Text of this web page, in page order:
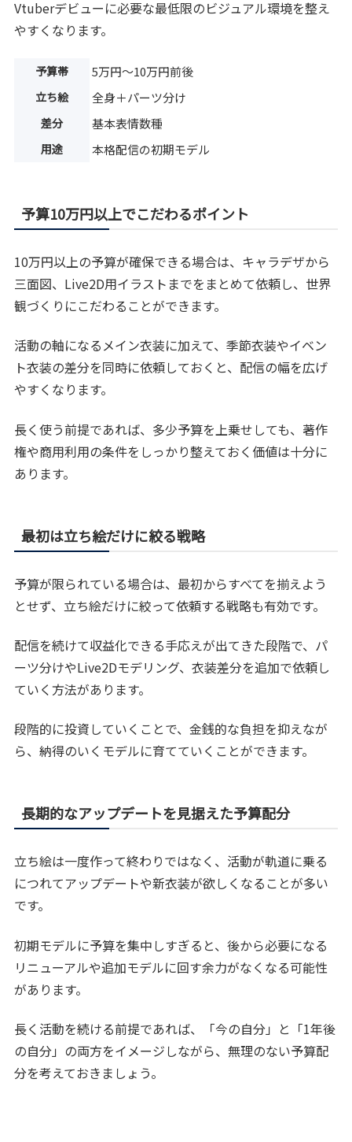
Vtuberデビューに必要な最低限のビジュアル環境を整え
やすくなります。
予算帯 5万円〜10万円前後
立ち絵 全身＋パーツ分け
差分 基本表情数種
用途 本格配信の初期モデル
予算10万円以上でこだわるポイント
10万円以上の予算が確保できる場合は、キャラデザから
三面図、Live2D用イラストまでをまとめて依頼し、世界
観づくりにこだわることができます。
活動の軸になるメイン衣装に加えて、季節衣装やイベン
ト衣装の差分を同時に依頼しておくと、配信の幅を広げ
やすくなります。
長く使う前提であれば、多少予算を上乗せしても、著作
権や商用利用の条件をしっかり整えておく価値は十分に
あります。
最初は立ち絵だけに絞る戦略
予算が限られている場合は、最初からすべてを揃えよう
とせず、立ち絵だけに絞って依頼する戦略も有効です。
配信を続けて収益化できる手応えが出てきた段階で、パ
ーツ分けやLive2Dモデリング、衣装差分を追加で依頼し
ていく方法があります。
段階的に投資していくことで、金銭的な負担を抑えなが
ら、納得のいくモデルに育てていくことができます。
長期的なアップデートを見据えた予算配分
立ち絵は一度作って終わりではなく、活動が軌道に乗る
につれてアップデートや新衣装が欲しくなることが多い
です。
初期モデルに予算を集中しすぎると、後から必要になる
リニューアルや追加モデルに回す余力がなくなる可能性
があります。
長く活動を続ける前提であれば、「今の自分」と「1年後
の自分」の両方をイメージしながら、無理のない予算配
分を考えておきましょう。